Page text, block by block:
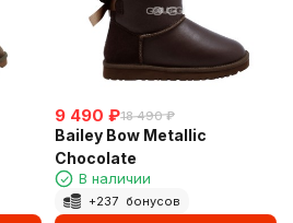
9 490 ₽18 490 ₽
Bailey Bow Metallic
Chocolate
В наличии
+237 бонусов